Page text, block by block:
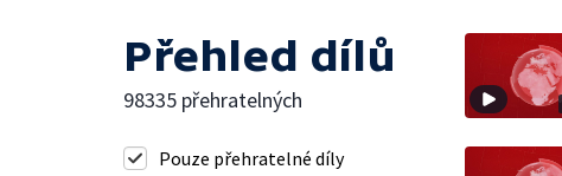
Přehled dílů
98335 přehratelných
Pouze přehratelné díly